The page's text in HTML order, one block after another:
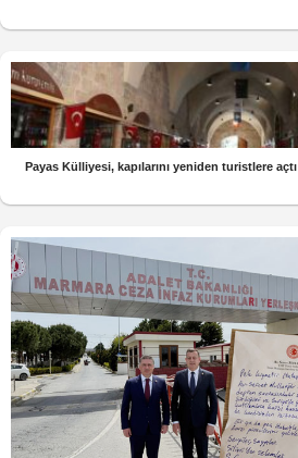
Payas Külliyesi, kapılarını yeniden turistlere açtı